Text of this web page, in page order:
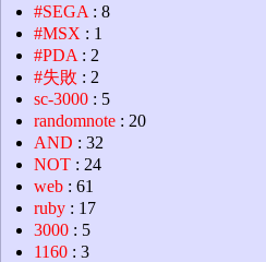
#SEGA : 8
#MSX : 1
#PDA : 2
#失敗 : 2
sc-3000 : 5
randomnote : 20
AND : 32
NOT : 24
web : 61
ruby : 17
3000 : 5
1160 : 3